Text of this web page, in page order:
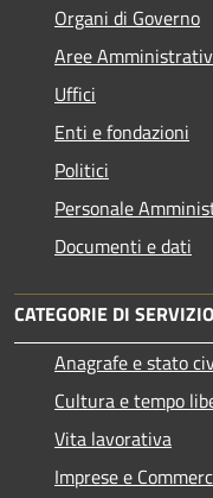
Organi di Governo
Aree
Uffici
Enti e fondazioni
Politici
Personale
Documenti e dati
CATEGORIE DI SERVIZIO
Anagrafe e stato
Cultura e tempo
Vita lavorativa
Imprese e